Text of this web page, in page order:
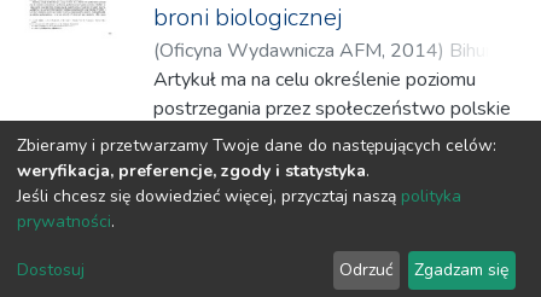
broni biologicznej
(Oficyna Wydawnicza AFM, 2014) Bihuniak,
Karolina;Adamczyk, Karol
Artykuł ma na celu określenie poziomu
postrzegania przez społeczeństwo polskie
zagrożenia wynikającego z akcji
terrorystycznej w postaci ataku
bioterrorystycznego.
terenie całej Polski, wykorzystując
opracowany w tym celu kwestionariusz.
Show more
DSpace software copyright © 2002-2026LYRASIS
Privacy policy Regulations
Zbieramy i przetwarzamy Twoje dane do następujących celów:
weryfikacja, preferencje, zgody i statystyka.
Jeśli chcesz się dowiedzieć więcej, przycztaj naszą polityka
prywatności.
Dostosuj Odrzuć Zgadzam się